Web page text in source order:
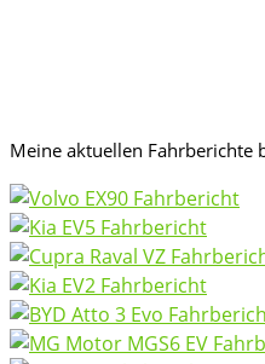
Meine aktuellen Fahrberichte